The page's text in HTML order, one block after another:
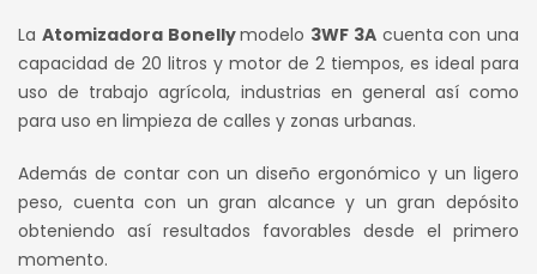
La Atomizadora Bonellymodelo 3WF 3Acuenta con una
capacidad de 20 litros y motor de 2 tiempos, es ideal para
uso de trabajo agrícola, industrias en general así como
para uso en limpieza de calles y zonas urbanas.
Además de contar con un diseño ergonómico y un ligero
peso, cuenta con un gran alcance y un gran depósito
obteniendo así resultados favorables desde el primero
momento.